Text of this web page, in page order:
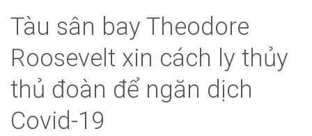
Tàu sân bay Theodore
Roosevelt xin cách ly thủy
thủ đoàn để ngăn dịch
Covid-19